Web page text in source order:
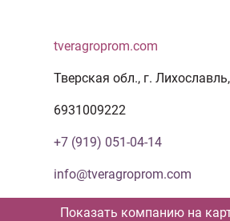
tveragroprom.com
Тверская обл., г.
6931009222
+7 (919) 051-04-14
info@tveragroprom.com
Показать компанию на